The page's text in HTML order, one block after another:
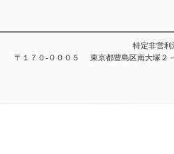
特定非営利
〒１７０-０００５
東京都豊島区南大塚２